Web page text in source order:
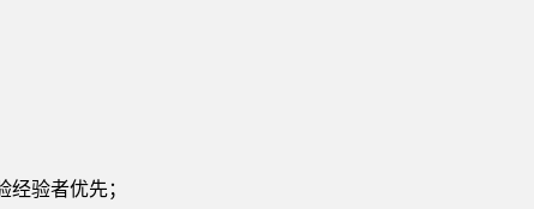
验者优先；